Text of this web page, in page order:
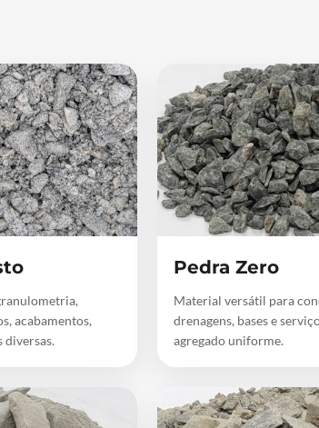
acabamentos,
diversas.
Pedra Zero
Material versátil para
drenagens, bases e
agregado uniforme.